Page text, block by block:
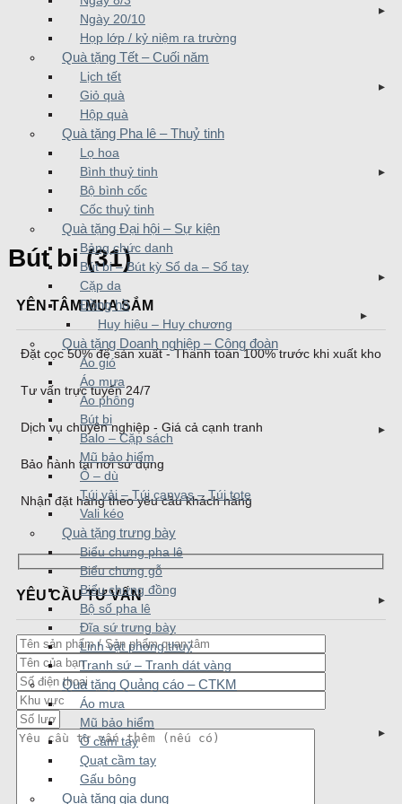
Ngày 20/10
Họp lớp / kỷ niệm ra trường
Quà tặng Tết – Cuối năm
Lịch tết
Giỏ quà
Hộp quà
Quà tặng Pha lê – Thuỷ tinh
Lọ hoa
Bình thuỷ tinh
Bộ bình cốc
Cốc thuỷ tinh
Quà tặng Đại hội – Sự kiện
Bảng chức danh
Bút bi – Bút kỳ Sổ da – Sổ tay
Cặp da
Đồng hồ
Huy hiệu – Huy chương
Quà tặng Doanh nghiệp – Công đoàn
Áo gió
Áo mưa
Áo phông
Bút bi
Balo – Cặp sách
Mũ bảo hiểm
Ô – dù
Túi vải – Túi canvas – Túi tote
Vali kéo
Quà tặng trưng bày
Biểu chưng pha lê
Biểu chưng gỗ
Biểu chưng đồng
Bộ số pha lê
Đĩa sứ trưng bày
Linh vật phong thuỷ
Tranh sứ – Tranh dát vàng
Quà tặng Quảng cáo – CTKM
Áo mưa
Mũ bảo hiểm
Ô cầm tay
Quạt cầm tay
Gấu bông
Quà tặng gia dụng
Bút bi (31)
YÊN TÂM MUA SẮM
Đặt cọc 50% để sản xuất - Thanh toán 100% trước khi xuất kho
Tư vấn trực tuyến 24/7
Dịch vụ chuyên nghiệp - Giá cả cạnh tranh
Bảo hành tại nơi sử dụng
Nhận đặt hàng theo yêu cầu khách hàng
YÊU CẦU TƯ VẤN